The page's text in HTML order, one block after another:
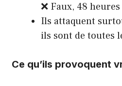
❌ Faux, 48
Ils attaquent
ils sont de toutes
Ce qu’ils provoquent